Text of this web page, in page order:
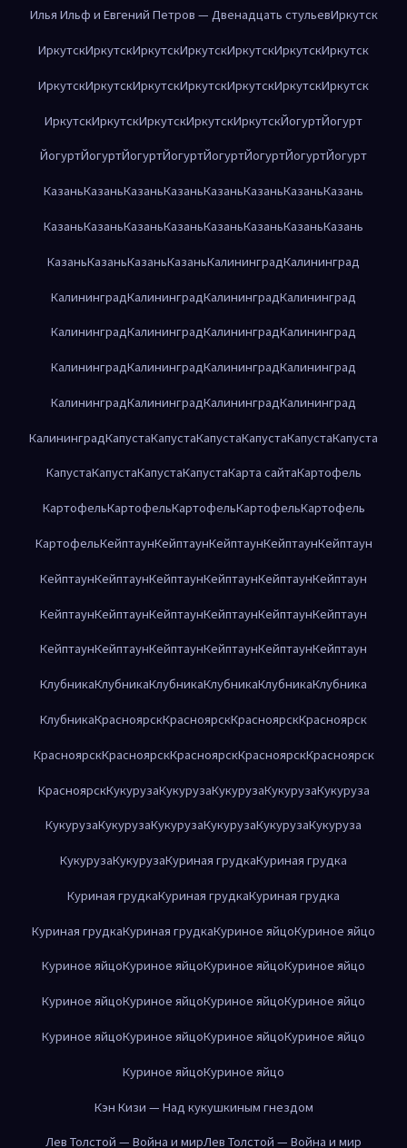
Илья Ильф и Евгений Петров — Двенадцать стульевИркутск
ИркутскИркутскИркутскИркутскИркутскИркутскИркутск
ИркутскИркутскИркутскИркутскИркутскИркутскИркутск
ИркутскИркутскИркутскИркутскИркутскЙогуртЙогурт
ЙогуртЙогуртЙогуртЙогуртЙогуртЙогуртЙогуртЙогурт
КазаньКазаньКазаньКазаньКазаньКазаньКазаньКазань
КазаньКазаньКазаньКазаньКазаньКазаньКазаньКазань
КазаньКазаньКазаньКазаньКалининградКалининград
КалининградКалининградКалининградКалининград
КалининградКалининградКалининградКалининград
КалининградКалининградКалининградКалининград
КалининградКалининградКалининградКалининград
КалининградКапустаКапустаКапустаКапустаКапустаКапуста
КапустаКапустаКапустаКапустаКарта сайтаКартофель
КартофельКартофельКартофельКартофельКартофель
КартофельКейптаунКейптаунКейптаунКейптаунКейптаун
КейптаунКейптаунКейптаунКейптаунКейптаунКейптаун
КейптаунКейптаунКейптаунКейптаунКейптаунКейптаун
КейптаунКейптаунКейптаунКейптаунКейптаунКейптаун
КлубникаКлубникаКлубникаКлубникаКлубникаКлубника
КлубникаКрасноярскКрасноярскКрасноярскКрасноярск
КрасноярскКрасноярскКрасноярскКрасноярскКрасноярск
КрасноярскКукурузаКукурузаКукурузаКукурузаКукуруза
КукурузаКукурузаКукурузаКукурузаКукурузаКукуруза
КукурузаКукурузаКуриная грудкаКуриная грудка
Куриная грудкаКуриная грудкаКуриная грудка
Куриная грудкаКуриная грудкаКуриное яйцоКуриное яйцо
Куриное яйцоКуриное яйцоКуриное яйцоКуриное яйцо
Куриное яйцоКуриное яйцоКуриное яйцоКуриное яйцо
Куриное яйцоКуриное яйцоКуриное яйцоКуриное яйцо
Куриное яйцоКуриное яйцо
Кэн Кизи — Над кукушкиным гнездом
Лев Толстой — Война и мирЛев Толстой — Война и мир